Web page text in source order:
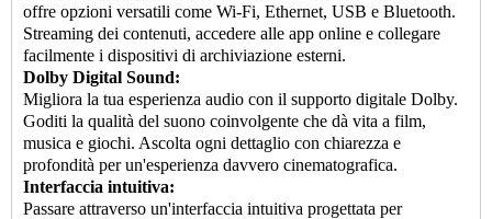
offre opzioni versatili come Wi-Fi, Ethernet, USB e Bluetooth.
Streaming dei contenuti, accedere alle app online e collegare
facilmente i dispositivi di archiviazione esterni.
Dolby Digital Sound:
Migliora la tua esperienza audio con il supporto digitale Dolby.
Goditi la qualità del suono coinvolgente che dà vita a film,
musica e giochi. Ascolta ogni dettaglio con chiarezza e
profondità per un'esperienza davvero cinematografica.
Interfaccia intuitiva:
Passare attraverso un'interfaccia intuitiva progettata per